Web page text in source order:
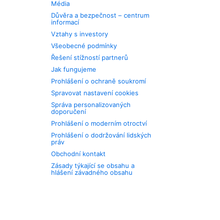
Média
Důvěra a bezpečnost – centrum
informací
Vztahy s investory
Všeobecné podmínky
Řešení stížností partnerů
Jak fungujeme
Prohlášení o ochraně soukromí
Spravovat nastavení cookies
Správa personalizovaných
doporučení
Prohlášení o moderním otroctví
Prohlášení o dodržování lidských
práv
Obchodní kontakt
Zásady týkající se obsahu a
hlášení závadného obsahu